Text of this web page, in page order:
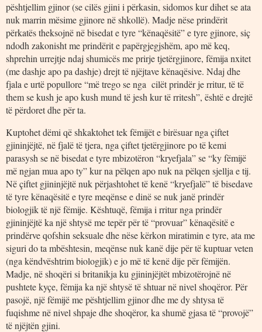
pështjellim gjinor (se cilës gjini i përkasin, sidomos kur dihet se ata
nuk marrin mësime gjinore në shkollë). Madje nëse prindërit
përkatës theksojnë në bisedat e tyre “kënaqësitë” e tyre gjinore, siç
ndodh zakonisht me prindërit e papërgjegjshëm, apo më keq,
shprehin urrejtje ndaj shumicës me prirje tjetërgjinore, fëmija nxitet
(me dashje apo pa dashje) drejt të njëjtave kënaqësive. Ndaj dhe
fjala e urtë popullore “më trego se nga cilët prindër je rritur, të të
them se kush je apo kush mund të jesh kur të rritesh”, është e drejtë
të përdoret dhe për ta.
Kuptohet dëmi që shkaktohet tek fëmijët e birësuar nga çiftet
gjininjëjtë, në fjalë të tjera, nga çiftet tjetërgjinore po të kemi
parasysh se në bisedat e tyre mbizotëron “kryefjala” se “ky fëmijë
më ngjan mua apo ty” kur na pëlqen apo nuk na pëlqen sjellja e tij.
Në çiftet gjininjëjtë nuk përjashtohet të kenë “kryefjalë” të bisedave
të tyre kënaqësitë e tyre meqënse e dinë se nuk janë prindër
biologjik të një fëmije. Kështuqë, fëmija i rritur nga prindër
gjininjëjtë ka një shtysë me tepër për të “provuar” kënaqësitë e
prindërve qofshin seksuale dhe nëse kërkon miratimin e tyre, ata me
siguri do ta mbështesin, meqënse nuk kanë dije për të kuptuar veten
(nga këndvështrim biologjik) e jo më të kenë dije për fëmijën.
Madje, në shoqëri si britanikja ku gjininjëjtët mbizotërojnë në
pushtete kyçe, fëmija ka një shtysë të shtuar në nivel shoqëror. Për
pasojë, një fëmijë me pështjellim gjinor dhe me dy shtysa të
fuqishme në nivel shpaje dhe shoqëror, ka shumë gjasa të “provojë”
të njëjtën gjini.